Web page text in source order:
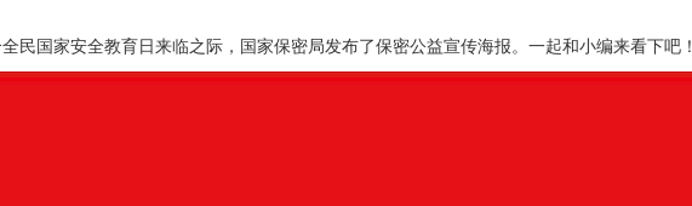
国家安全教育日来临之际，国家保密局发布了保密公益宣传海报。一起和小编来看下吧！